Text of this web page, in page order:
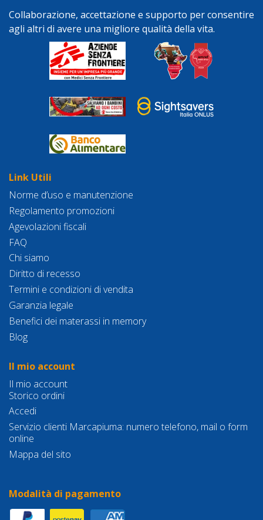
Collaborazione, accettazione e supporto per consentire
agli altri di avere una migliore qualità della vita.
Link Utili
Norme d’uso e manutenzione
Regolamento promozioni
Agevolazioni fiscali
FAQ
Chi siamo
Diritto di recesso
Termini e condizioni di vendita
Garanzia legale
Benefici dei materassi in memory
Blog
Il mio account
Il mio account
Storico ordini
Accedi
Servizio clienti Marcapiuma: numero telefono, mail o form
online
Mappa del sito
Modalità di pagamento